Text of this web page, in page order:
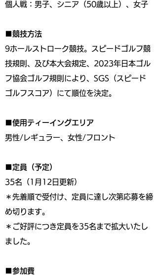
個人戦：男子、シニア（50歳以上）、女子
■競技方法
9ホールストローク競技。スピードゴルフ競
技規則、及び本大会規定、2023年日本ゴル
フ協会ゴルフ規則により、SGS（スピード
ゴルフスコア）にて順位を決定。
■使用ティーイングエリア
男性/レギュラー、女性/フロント
■定員（予定）
35名（1月12日更新）
＊先着順で受付け、定員に達し次第応募を締
め切ります。
＊ご好評につき定員を35名まで拡大いたし
ました。
■参加費